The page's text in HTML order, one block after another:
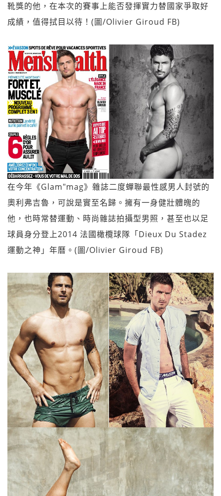
靴獎的他，在本次的賽事上能否發揮實力替國家爭取好
成績，值得拭目以待！(圖/Olivier Giroud FB)
在今年《Glam"mag》雜誌二度蟬聯最性感男人封號的
奧利弗吉魯，可說是實至名歸。擁有一身健壯體魄的
他，也時常替運動、時尚雜誌拍攝型男照，甚至也以足
球員身分登上2014 法國橄欖球隊「Dieux Du Stadez
運動之神」年曆。(圖/Olivier Giroud FB)